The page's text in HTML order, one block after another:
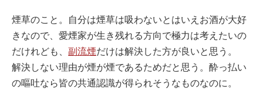
煙草のこと。自分は煙草は吸わないとはいえお酒が大好
きなので、愛煙家が生き残れる方向で極力は考えたいの
だけれども、 副流煙だけは解決した方が良いと思う。
解決しない理由が煙が煙であるためだと思う。酔っ払い
の嘔吐なら皆の共通認識が得られそうなものなのに。